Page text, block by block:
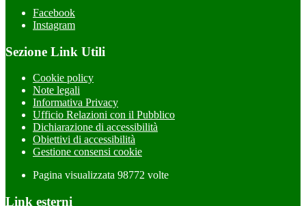
Facebook
Instagram
Sezione Link Utili
Cookie policy
Note legali
Informativa Privacy
Ufficio Relazioni con il Pubblico
Dichiarazione di accessibilità
Obiettivi di accessibilità
Gestione consensi cookie
Pagina visualizzata 98772 volte
Link esterni